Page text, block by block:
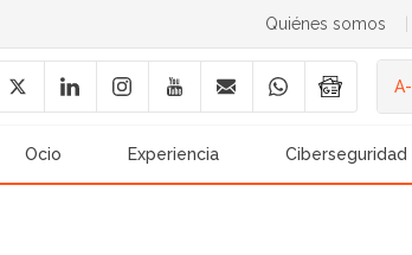
Quiénes somos
A-
Ocio Experiencia Ciberseguridad